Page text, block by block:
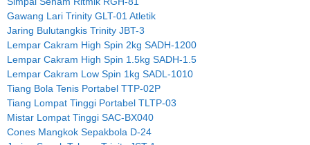
Gawang Lari Trinity GLT-01 Atletik
Jaring Bulutangkis Trinity JBT-3
Lempar Cakram High Spin 2kg SADH-1200
Lempar Cakram High Spin 1.5kg SADH-1.5
Lempar Cakram Low Spin 1kg SADL-1010
Tiang Bola Tenis Portabel TTP-02P
Tiang Lompat Tinggi Portabel TLTP-03
Mistar Lompat Tinggi SAC-BX040
Cones Mangkok Sepakbola D-24